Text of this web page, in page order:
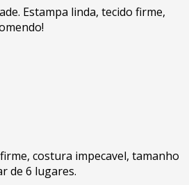
Estampa linda, tecido firme,
costura impecavel, tamanho
de 6 lugares.